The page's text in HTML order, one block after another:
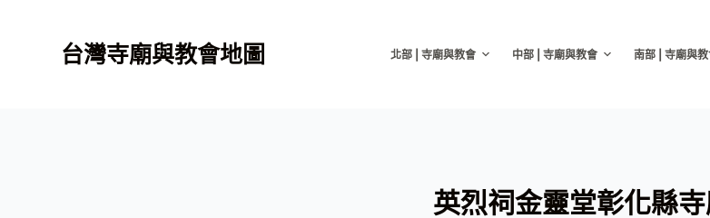
台灣寺廟與教會地圖 北部 | 寺廟與教會 中部 | 寺廟與教會 南部 | 寺廟與
英烈祠金靈堂彰化縣